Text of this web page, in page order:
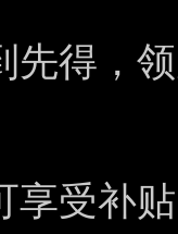
先得，
享受补